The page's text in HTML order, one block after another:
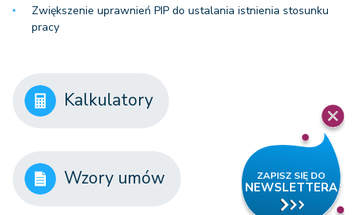
Zwiększenie uprawnień PIP do ustalania istnienia stosunku
pracy
Kalkulatory
Wzory umów